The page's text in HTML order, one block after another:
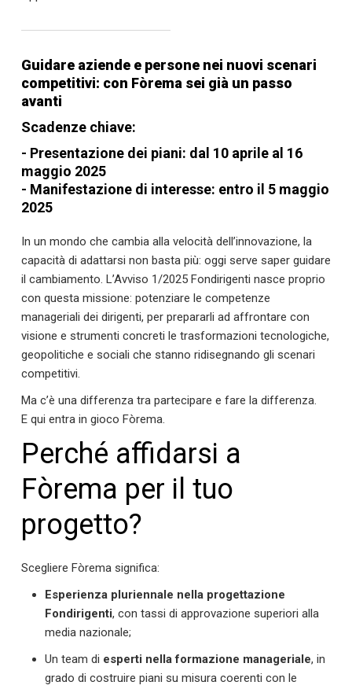
Guidare aziende e persone nei nuovi scenari
competitivi: con Fòrema sei già un passo
avanti
Scadenze chiave:
- Presentazione dei piani: dal 10 aprile al 16
maggio 2025
- Manifestazione di interesse: entro il 5 maggio
2025
In un mondo che cambia alla velocità dell’innovazione, la
capacità di adattarsi non basta più: oggi serve saper guidare
il cambiamento. L’Avviso 1/2025 Fondirigenti nasce proprio
con questa missione: potenziare le competenze
manageriali dei dirigenti, per prepararli ad affrontare con
visione e strumenti concreti le trasformazioni tecnologiche,
geopolitiche e sociali che stanno ridisegnando gli scenari
competitivi.
Ma c’è una differenza tra partecipare e fare la differenza.
E qui entra in gioco Fòrema.
Perché affidarsi a
Fòrema per il tuo
progetto?
Scegliere Fòrema significa:
Esperienza pluriennale nella progettazione
Fondirigenti, con tassi di approvazione superiori alla
media nazionale;
Un team di esperti nella formazione manageriale, in
grado di costruire piani su misura coerenti con le